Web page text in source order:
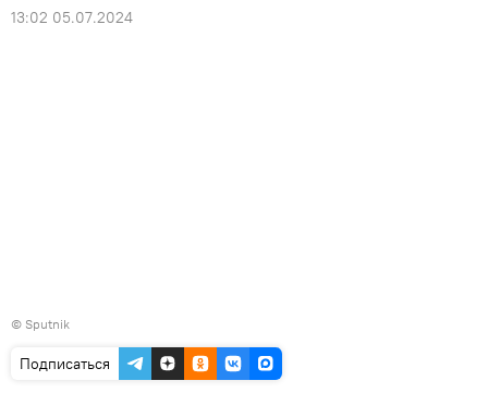
13:02 05.07.2024
© Sputnik
Подписаться